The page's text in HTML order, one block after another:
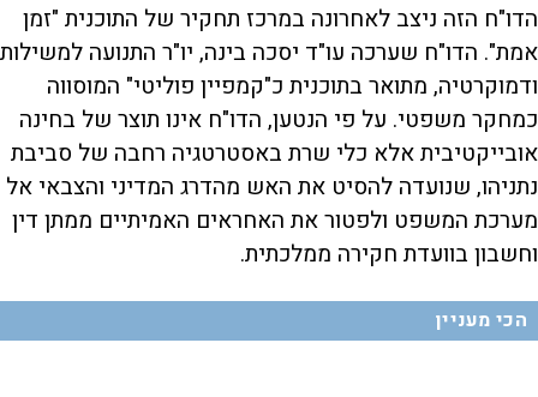
הדו"ח הזה ניצב לאחרונה במרכז תחקיר של התוכנית "זמן
אמת". הדו"ח שערכה עו"ד יסכה בינה, יו"ר התנועה למשילות
ודמוקרטיה, מתואר בתוכנית כ"קמפיין פוליטי" המוסווה
כמחקר משפטי. על פי הנטען, הדו"ח אינו תוצר של בחינה
אובייקטיבית אלא כלי שרת באסטרטגיה רחבה של סביבת
נתניהו, שנועדה להסיט את האש מהדרג המדיני והצבאי אל
מערכת המשפט ולפטור את האחראים האמיתיים ממתן דין
וחשבון בוועדת חקירה ממלכתית.
הכי מעניין